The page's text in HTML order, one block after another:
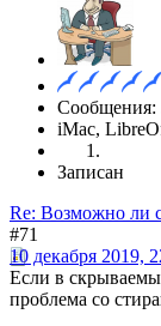
Сообщения:
iMac,
Записан
Re: Возможно ли
#71
10 декабря 2019,
Если в
проблема со